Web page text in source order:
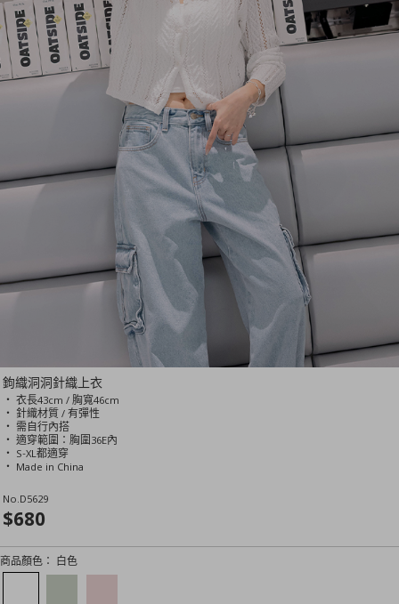
鉤織洞洞針織上衣
‧ 衣長43cm / 胸寬46cm
‧ 針織材質 / 有彈性
‧ 需自行內搭
‧ 適穿範圍：胸圍36E內
‧ S-XL都適穿
‧ Made in China
No.D5629
$680
商品顏色： 白色